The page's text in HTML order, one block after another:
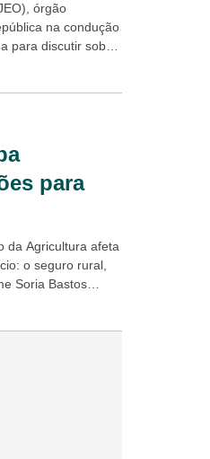
órgão
na condução
para discutir sobre
para
da Agricultura afeta
o seguro rural,
Soria Bastos